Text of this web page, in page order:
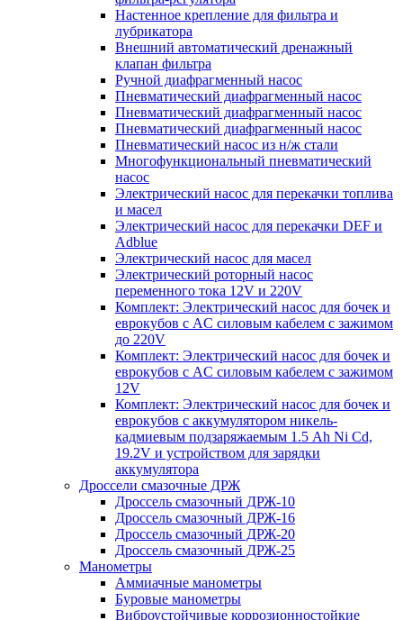
Настенное крепление для фильтра и
лубрикатора
Внешний автоматический дренажный
клапан фильтра
Ручной диафрагменный насос
Пневматический диафрагменный насос
Пневматический диафрагменный насос
Пневматический диафрагменный насос
Пневматический насос из н/ж стали
Многофункциональный пневматический
насос
Электрический насос для перекачки топлива
и масел
Электрический насос для перекачки DEF и
Adblue
Электрический насос для масел
Электрический роторный насос
переменного тока 12V и 220V
Комплект: Электрический насос для бочек и
еврокубов с AC силовым кабелем с зажимом
до 220V
Комплект: Электрический насос для бочек и
еврокубов с AC силовым кабелем с зажимом
12V
Комплект: Электрический насос для бочек и
еврокубов с аккумулятором никель-
кадмиевым подзаряжаемым 1.5 Ah Ni Cd,
19.2V и устройством для зарядки
аккумулятора
Дроссели смазочные ДРЖ
Дроссель смазочный ДРЖ-10
Дроссель смазочный ДРЖ-16
Дроссель смазочный ДРЖ-20
Дроссель смазочный ДРЖ-25
Манометры
Аммиачные манометры
Буровые манометры
Виброустойчивые коррозионностойкие